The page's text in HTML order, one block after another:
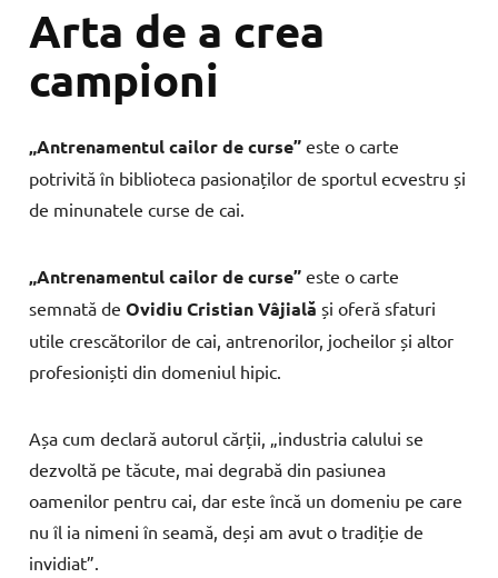
Arta de a crea
campioni
„Antrenamentul cailor de curse”este o carte
potrivită în biblioteca pasionaților de sportul ecvestru și
de minunatele curse de cai.
„Antrenamentul cailor de curse” este o carte
semnată de Ovidiu Cristian Vâjială și oferă sfaturi
utile crescătorilor de cai, antrenorilor, jocheilor și altor
profesioniști din domeniul hipic.
Așa cum declară autorul cărții, „industria calului se
dezvoltă pe tăcute, mai degrabă din pasiunea
oamenilor pentru cai, dar este încă un domeniu pe care
nu îl ia nimeni în seamă, deși am avut o tradiție de
invidiat”.